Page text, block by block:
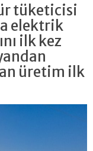
tüketicisi
elektrik
ilk kez
üretim ilk